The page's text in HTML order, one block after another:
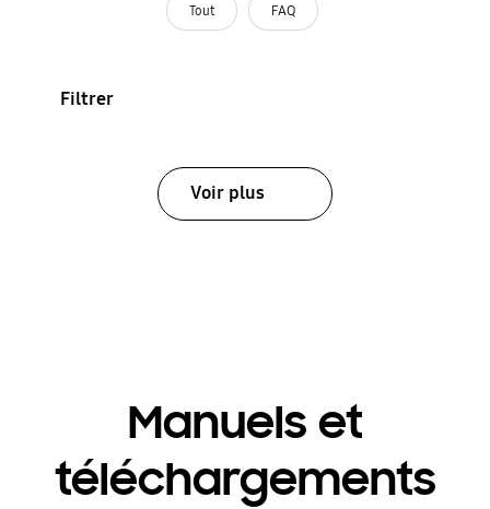
Tout FAQ
Filtrer
Voir plus
Manuels et
téléchargements